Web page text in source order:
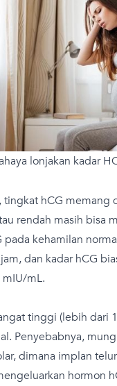
lonjakan kadar
tingkat hCG
rendah masih bisa
pada kehamilan
dan kadar hCG
mL.
tinggi (lebih dari
Penyebabnya,
dimana implan
hormon